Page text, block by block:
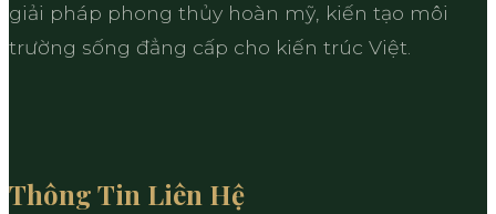
giải pháp phong thủy hoàn mỹ, kiến tạo môi
trường sống đẳng cấp cho kiến trúc Việt.
Thông Tin Liên Hệ